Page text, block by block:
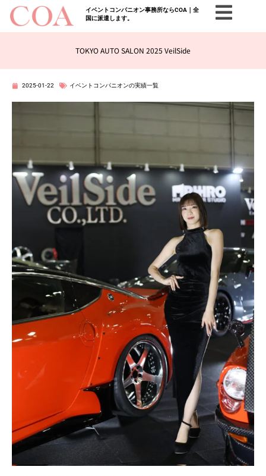
イベントコンパニオン事務所ならCOA｜全
国に派遣します。
TOKYO AUTO SALON 2025 VeilSide
2025-01-22 イベントコンパニオンの実績一覧